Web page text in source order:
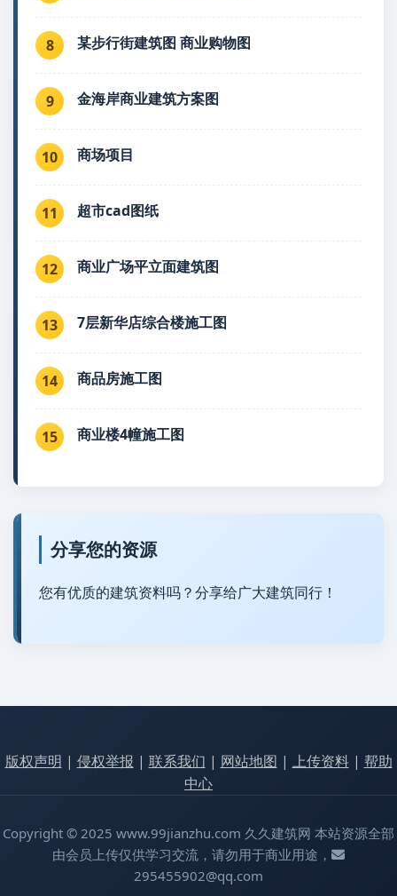
8 某步行街建筑图 商业购物图
9 金海岸商业建筑方案图
10 商场项目
11 超市cad图纸
12 商业广场平立面建筑图
13 7层新华店综合楼施工图
14 商品房施工图
15 商业楼4幢施工图
分享您的资源
您有优质的建筑资料吗？分享给广大建筑同行！
版权声明 | 侵权举报 | 联系我们 | 网站地图 | 上传资料| 帮助
中心
Copyright © 2025 www.99jianzhu.com 久久建筑网 本站资源全部
由会员上传仅供学习交流，请勿用于商业用途，
295455902@qq.com